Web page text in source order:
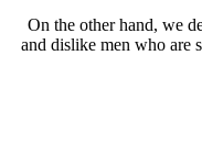
On the other hand, we
and dislike men who are